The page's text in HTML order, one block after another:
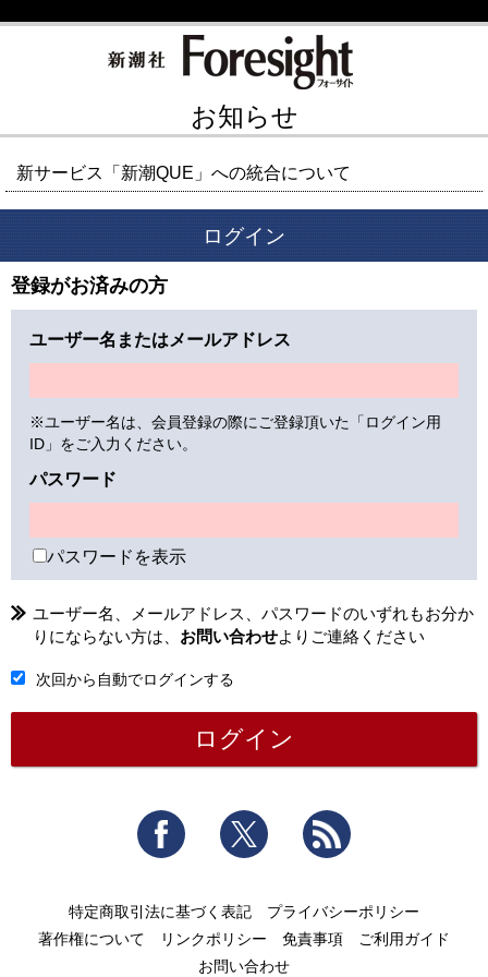
お知らせ
新サービス「新潮QUE」への統合について
ログイン
登録がお済みの方
ユーザー名またはメールアドレス
※ユーザー名は、会員登録の際にご登録頂いた「ログイン用
ID」をご入力ください。
パスワード
パスワードを表示
ユーザー名、メールアドレス、パスワードのいずれもお分か
りにならない方は、 お問い合わせよりご連絡ください
次回から自動でログインする
Facebook Twitter
特定商取引法に基づく表記
プライバシーポリシー
著作権について
リンクポリシー 免責事項
ご利用ガイド
お問い合わせ